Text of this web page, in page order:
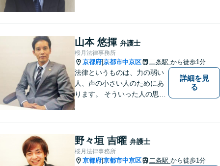
山本 悠揮 弁護士
桜月法律事務所
京都府 京都市中京区 二条駅 から徒歩1分
法律というものは、力の弱い
人、声の小さい人のためにあ
ります。 そういった人の思い
目指します。
詳細を見
る
野々垣 吉曜 弁護士
桜月法律事務所
京都府 京都市中京区 二条駅 から徒歩1分